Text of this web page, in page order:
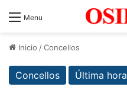
Menu
Inicio /Concellos
Concellos Última hora